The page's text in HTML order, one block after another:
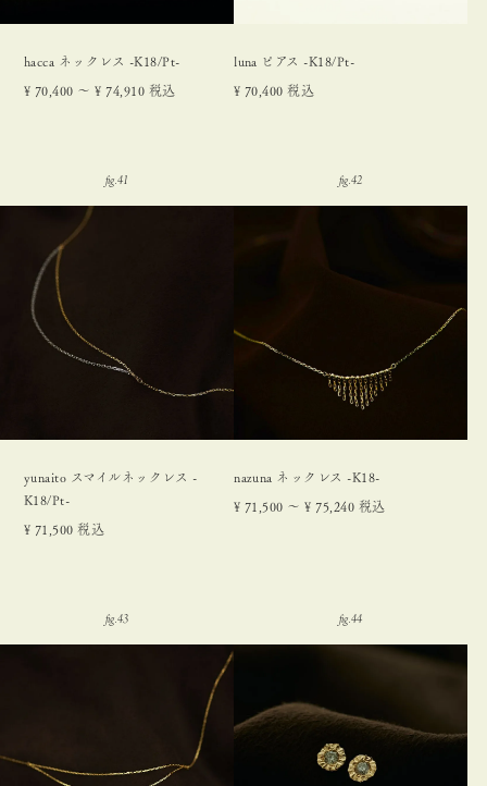
hacca ネックレス -K18/Pt-
¥ 70,400 〜 ¥ 74,910 税込
luna ピアス -K18/Pt-
¥ 70,400 税込
yunaito スマイルネックレス -
K18/Pt-
¥ 71,500 税込
nazuna ネックレス -K18-
¥ 71,500 〜 ¥ 75,240 税込